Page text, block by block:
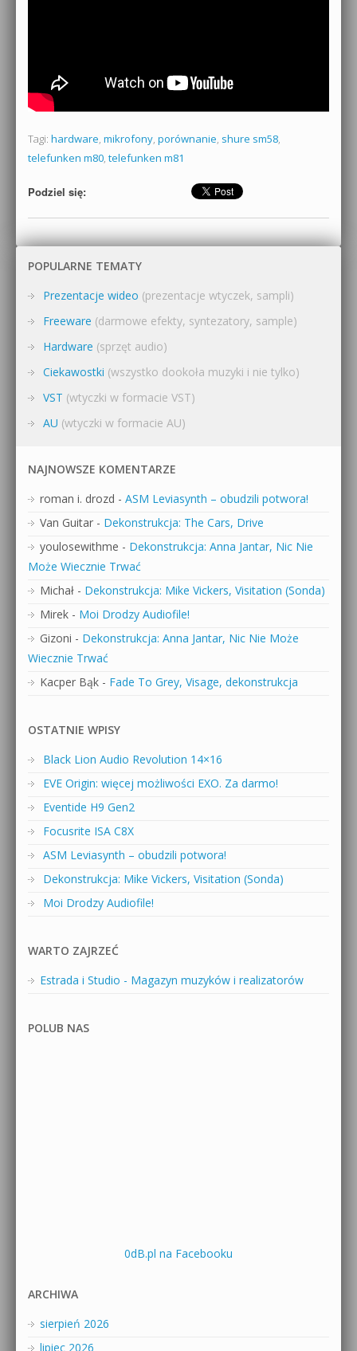
Tagi: hardware, mikrofony, porównanie, shure sm58,
telefunken m80, telefunken m81
Podziel się:
POPULARNE TEMATY
Prezentacje wideo (prezentacje wtyczek, sampli)
Freeware (darmowe efekty, syntezatory, sample)
Hardware (sprzęt audio)
Ciekawostki (wszystko dookoła muzyki i nie tylko)
VST (wtyczki w formacie VST)
AU (wtyczki w formacie AU)
NAJNOWSZE KOMENTARZE
roman i. drozd - ASM Leviasynth – obudzili potwora!
Van Guitar - Dekonstrukcja: The Cars, Drive
youlosewithme - Dekonstrukcja: Anna Jantar, Nic Nie
Może Wiecznie Trwać
Michał - Dekonstrukcja: Mike Vickers, Visitation (Sonda)
Mirek - Moi Drodzy Audiofile!
Gizoni - Dekonstrukcja: Anna Jantar, Nic Nie Może
Wiecznie Trwać
Kacper Bąk - Fade To Grey, Visage, dekonstrukcja
OSTATNIE WPISY
Black Lion Audio Revolution 14×16
EVE Origin: więcej możliwości EXO. Za darmo!
Eventide H9 Gen2
Focusrite ISA C8X
ASM Leviasynth – obudzili potwora!
Dekonstrukcja: Mike Vickers, Visitation (Sonda)
Moi Drodzy Audiofile!
WARTO ZAJRZEĆ
Estrada i Studio - Magazyn muzyków i realizatorów
POLUB NAS
0dB.pl na Facebooku
ARCHIWA
sierpień 2026
lipiec 2026